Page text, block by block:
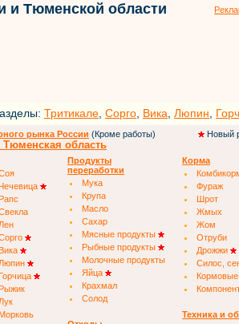
и Тюменской области
Тритикале Сорго Вика Люпин
рынка России (Кроме работы)
Новый
область
Рапс
Лен
Вика
Люпин
Горчица
Рыжик
Лук
Морковь
Продукты
переработки
Мука
Крупа
Масло
Сахар
Мясные продукты
Рыбные продукты
Молочные продукты
Яйца
Крахмал
Солод
Корма
Фураж
Шрот
Жмых
Жом
Отруби
Дрожжи
Силос,
Техника и